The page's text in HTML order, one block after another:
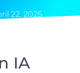
22, 2025
IA